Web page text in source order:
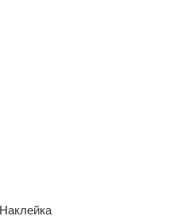
Наклейка